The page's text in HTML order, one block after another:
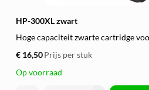
HP-300XL zwart
Hoge capaciteit zwarte cartridge
€ 16,50Prijs per stuk
Op voorraad